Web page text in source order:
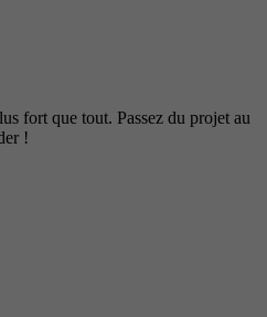
fort que tout. Passez du projet au
!